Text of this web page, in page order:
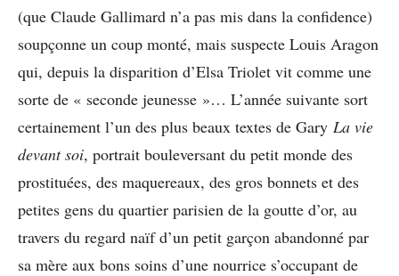
(que Claude Gallimard n’a pas mis dans la confidence)
soupçonne un coup monté, mais suspecte Louis Aragon
qui, depuis la disparition d’Elsa Triolet vit comme une
sorte de « seconde jeunesse »… L’année suivante sort
certainement l’un des plus beaux textes de Gary La vie
devant soi, portrait bouleversant du petit monde des
prostituées, des maquereaux, des gros bonnets et des
petites gens du quartier parisien de la goutte d’or, au
travers du regard naïf d’un petit garçon abandonné par
sa mère aux bons soins d’une nourrice s’occupant de